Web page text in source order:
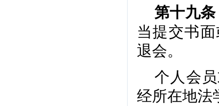
第十九条
当提交书
退会。
个人会
经所在地法